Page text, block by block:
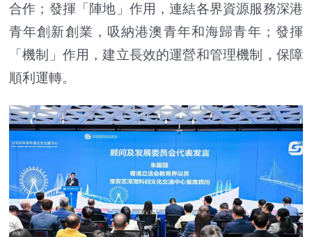
合作；發揮「陣地」作用，連結各界資源服務深港
青年創新創業，吸納港澳青年和海歸青年；發揮
「機制」作用，建立長效的運營和管理機制，保障
順利運轉。